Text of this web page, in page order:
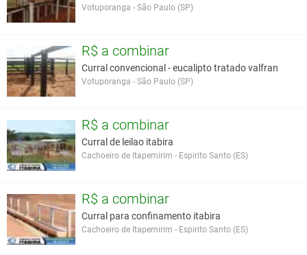
Votuporanga - São Paulo (SP)
R$ a combinar
Curral convencional - eucalipto tratado valfran
Votuporanga - São Paulo (SP)
R$ a combinar
Curral de leilao itabira
Cachoeiro de Itapemirim - Espirito Santo (ES)
R$ a combinar
Curral para confinamento itabira
Cachoeiro de Itapemirim - Espirito Santo (ES)